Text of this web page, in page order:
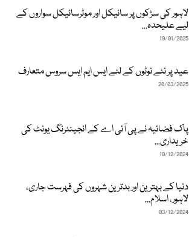
لاہور کی سڑکوں پر سائیکل اور موٹرسائیکل سواروں کے
لیے علیحدہ...
19/01/2025
عید پر نئے نوٹوں کے لئے ایس ایم ایس سروس متعارف
20/03/2025
پاک فضائیہ نے پی آئی اے کے انجینئرنگ یونٹ کی
خریداری...
10/12/2024
دنیا کے بہترین اور بدترین شہروں کی فہرست جاری،
لاہور، اسلام...
03/12/2024